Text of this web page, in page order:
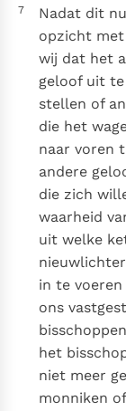
7
Nadat dit
opzicht met
wij dat het
geloof uit
stellen of
die het
naar voren
andere
die zich
waarheid
uit welke
in te
ons
het
niet meer
monniken